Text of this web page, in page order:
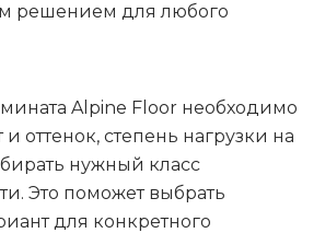
решением для любого
Alpine Floor необходимо
и оттенок, степень нагрузки на
нужный класс
Это поможет выбрать
для конкретного